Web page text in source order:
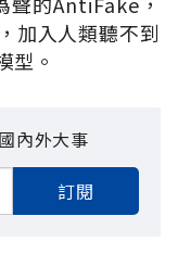
加入人類聽不到
型。
內外大事
訂閱